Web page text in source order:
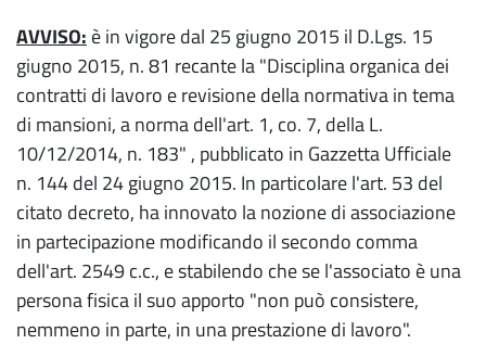
AVVISO: è in vigore dal 25 giugno 2015 il D.Lgs. 15
giugno 2015, n. 81 recante la "Disciplina organica dei
contratti di lavoro e revisione della normativa in tema
di mansioni, a norma dell'art. 1, co. 7, della L.
10/12/2014, n. 183" , pubblicato in Gazzetta Ufficiale
n. 144 del 24 giugno 2015. In particolare l'art. 53 del
citato decreto, ha innovato la nozione di associazione
in partecipazione modificando il secondo comma
dell'art. 2549 c.c., e stabilendo che se l'associato è una
persona fisica il suo apporto "non può consistere,
nemmeno in parte, in una prestazione di lavoro".